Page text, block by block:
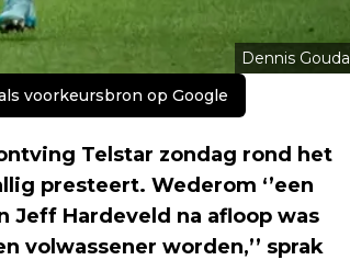
Dennis Gouda
voorkeursbron op Google
Telstar zondag rond het
presteert. Wederom ‘’een
Jeff Hardeveld na afloop was
volwassener worden,’’ sprak